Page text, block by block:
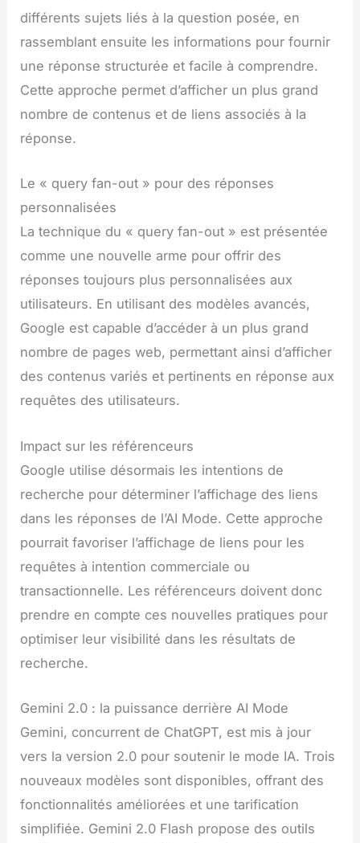
différents sujets liés à la question posée, en
rassemblant ensuite les informations pour fournir
une réponse structurée et facile à comprendre.
Cette approche permet d’afficher un plus grand
nombre de contenus et de liens associés à la
réponse.
Le « query fan-out » pour des réponses
personnalisées
La technique du « query fan-out » est présentée
comme une nouvelle arme pour offrir des
réponses toujours plus personnalisées aux
utilisateurs. En utilisant des modèles avancés,
Google est capable d’accéder à un plus grand
nombre de pages web, permettant ainsi d’afficher
des contenus variés et pertinents en réponse aux
requêtes des utilisateurs.
Impact sur les référenceurs
Google utilise désormais les intentions de
recherche pour déterminer l’affichage des liens
dans les réponses de l’AI Mode. Cette approche
pourrait favoriser l’affichage de liens pour les
requêtes à intention commerciale ou
transactionnelle. Les référenceurs doivent donc
prendre en compte ces nouvelles pratiques pour
optimiser leur visibilité dans les résultats de
recherche.
Gemini 2.0 : la puissance derrière AI Mode
Gemini, concurrent de ChatGPT, est mis à jour
vers la version 2.0 pour soutenir le mode IA. Trois
nouveaux modèles sont disponibles, offrant des
fonctionnalités améliorées et une tarification
simplifiée. Gemini 2.0 Flash propose des outils